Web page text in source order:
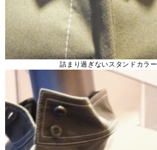
詰まり過ぎないスタンドカラー